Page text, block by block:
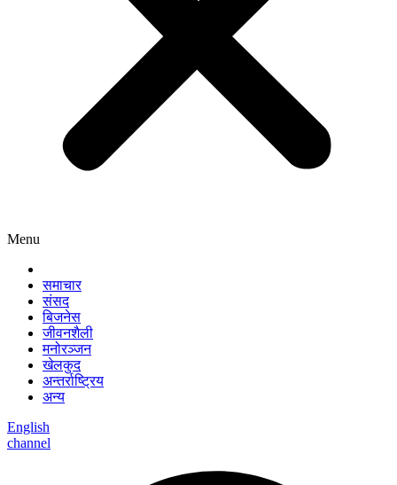
Menu
समाचार
संसद
बिजनेस
जीवनशैली
मनोरञ्जन
खेलकुद
अन्तर्राष्ट्रिय
अन्य
English
channel